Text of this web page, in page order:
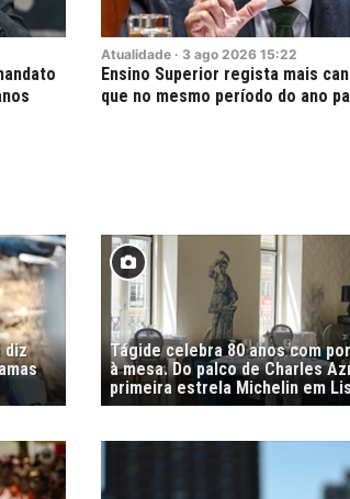
Atualidade · 3 ago 2026 15:22
Ensino Superior regista mais
que no mesmo período do ano
diz
Tágide celebra 80 anos com
à mesa. Do palco de Charles
primeira estrela Michelin em